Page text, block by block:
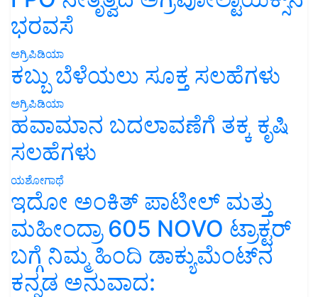
ಭರವಸೆ
ಅಗ್ರಿಪಿಡಿಯಾ
ಕಬ್ಬು ಬೆಳೆಯಲು ಸೂಕ್ತ ಸಲಹೆಗಳು
ಅಗ್ರಿಪಿಡಿಯಾ
ಹವಾಮಾನ ಬದಲಾವಣೆಗೆ ತಕ್ಕ ಕೃಷಿ
ಸಲಹೆಗಳು
ಯಶೋಗಾಥೆ
ಇದೋ ಅಂಕಿತ್ ಪಾಟೀಲ್ ಮತ್ತು
ಮಹೀಂದ್ರಾ 605 NOVO ಟ್ರಾಕ್ಟರ್
ಬಗ್ಗೆ ನಿಮ್ಮ ಹಿಂದಿ ಡಾಕ್ಯುಮೆಂಟ್‌ನ
ಕನ್ನಡ ಅನುವಾದ: